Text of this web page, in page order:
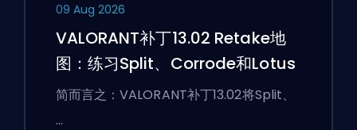
09 Aug 2026
VALORANT补丁13.02 Retake地
图：练习Split、Corrode和Lotus
简而言之：VALORANT补丁13.02将Split、
…